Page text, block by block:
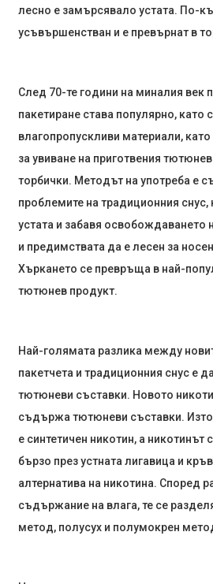
лесно е замърсявало устата. По-
усъвършенстван и е превърнат в
След 70-те години на миналия век
пакетиране става популярно, като
влагопропускливи материали,
за увиване на приготвения
торбички. Методът на употреба е
проблемите на традиционния
устата и забавя освобождаването
и предимствата да е лесен за
Хъркането се превръща в най-
тютюнев продукт.
Най-голямата разлика между
пакетчета и традиционния снус е
тютюневи съставки. Новото
съдържа тютюневи съставки.
е синтетичен никотин, а никотинът
бързо през устната лигавица и
алтернатива на никотина. Според
съдържание на влага, те се
метод, полусух и полумокрен